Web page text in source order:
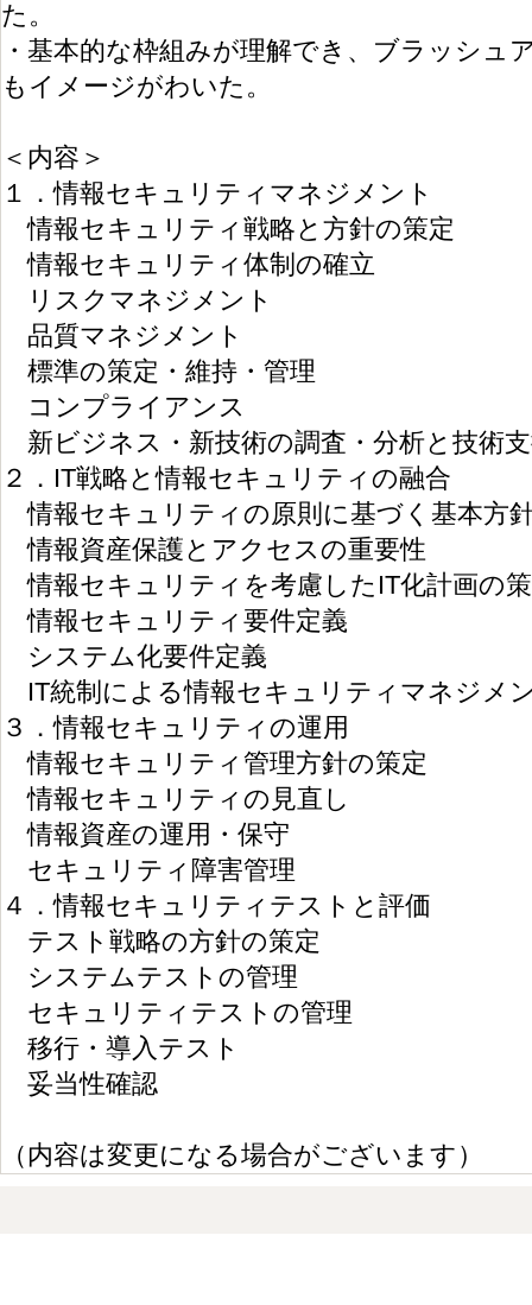
た。
・基本的な枠組みが理解でき、ブラッシュ
もイメージがわいた。
＜内容＞
１．情報セキュリティマネジメント
情報セキュリティ戦略と方針の策定
情報セキュリティ体制の確立
リスクマネジメント
品質マネジメント
標準の策定・維持・管理
コンプライアンス
新ビジネス・新技術の調査・分析と技術
２．IT戦略と情報セキュリティの融合
情報セキュリティの原則に基づく基本方
情報資産保護とアクセスの重要性
情報セキュリティを考慮したIT化計画の
情報セキュリティ要件定義
システム化要件定義
IT統制による情報セキュリティマネジメ
３．情報セキュリティの運用
情報セキュリティ管理方針の策定
情報セキュリティの見直し
情報資産の運用・保守
セキュリティ障害管理
４．情報セキュリティテストと評価
テスト戦略の方針の策定
システムテストの管理
セキュリティテストの管理
移行・導入テスト
妥当性確認
（内容は変更になる場合がございます）